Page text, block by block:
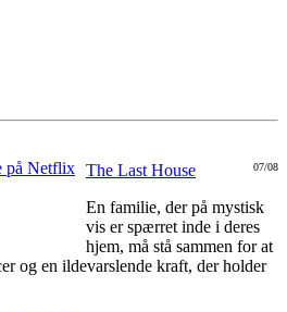
07/08
The Last House
En familie, der på mystisk
vis er spærret inde i deres
hjem, må stå sammen for at
og en ildevarslende kraft, der holder